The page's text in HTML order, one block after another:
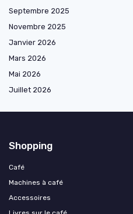
Septembre 2025
Novembre 2025
Janvier 2026
Mars 2026
Mai 2026
Juillet 2026
Shopping
Café
Machines à café
Accessoires